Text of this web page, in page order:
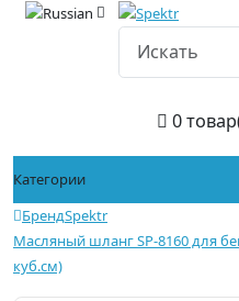
0
Категории
БрендSpektr
Масляный шланг SP-8160 для
куб.см)